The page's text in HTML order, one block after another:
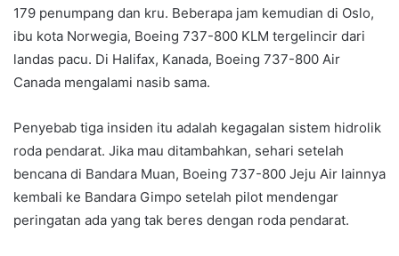
179 penumpang dan kru. Beberapa jam kemudian di Oslo,
ibu kota Norwegia, Boeing 737-800 KLM tergelincir dari
landas pacu. Di Halifax, Kanada, Boeing 737-800 Air
Canada mengalami nasib sama.
Penyebab tiga insiden itu adalah kegagalan sistem hidrolik
roda pendarat. Jika mau ditambahkan, sehari setelah
bencana di Bandara Muan, Boeing 737-800 Jeju Air lainnya
kembali ke Bandara Gimpo setelah pilot mendengar
peringatan ada yang tak beres dengan roda pendarat.